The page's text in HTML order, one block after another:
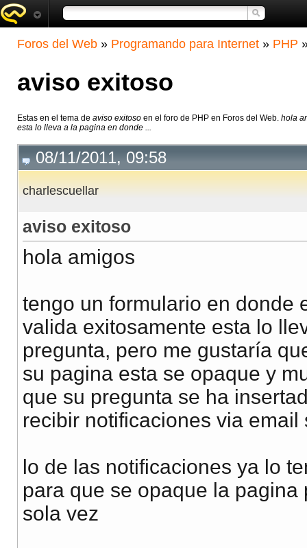
Foros del Web » Programando para Internet » PHP
aviso exitoso
Estas en el tema de aviso exitoso en el foro de PHP en Foros del Web. hola
esta lo lleva a la pagina en donde ...
08/11/2011, 09:58
charlescuellar
aviso exitoso
hola amigos
tengo un formulario en donde
valida exitosamente esta lo
pregunta, pero me gustaría
su pagina esta se opaque y
que su pregunta se ha
recibir notificaciones via
lo de las notificaciones ya lo
para que se opaque la
sola vez